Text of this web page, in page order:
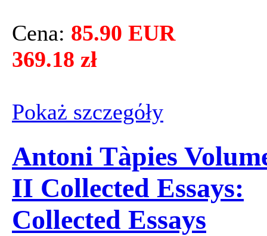
Cena: 85.90 EUR
369.18 zł
Pokaż szczegόły
Antoni Tàpies
II Collected Essays:
Collected Essays